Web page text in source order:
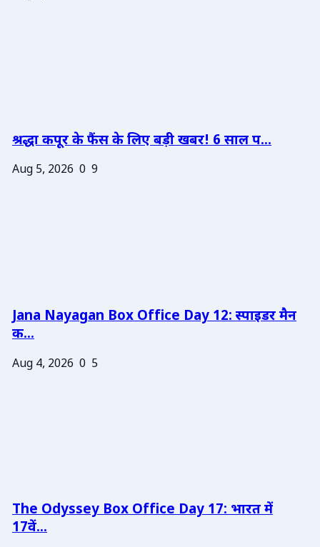
श्रद्धा कपूर के फैंस के लिए बड़ी खबर! 6 साल प...
Aug 5, 2026 0 9
Jana Nayagan Box Office Day 12: स्पाइडर मैन
क...
Aug 4, 2026 0 5
The Odyssey Box Office Day 17: भारत में
17वें...